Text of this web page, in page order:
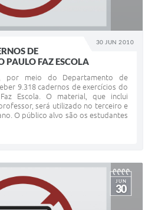
30 JUN 2010
DE
PAULO FAZ ESCOLA
por meio do Departamento de
9.318 cadernos de exercícios do
Escola. O material, que inclui
será utilizado no terceiro e
O público alvo são os estudantes
JUN
30